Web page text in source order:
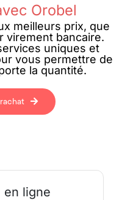
Orobel
meilleurs prix, que
virement bancaire.
uniques et
vous permettre de
la quantité.
en ligne